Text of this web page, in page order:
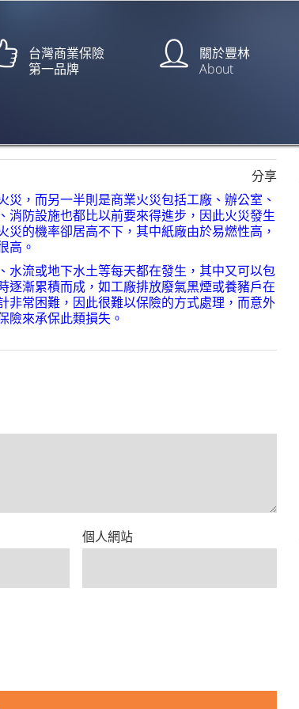
台灣商業保險
第一品牌
關於豐林
About
分享
，而另一半則是商業火災包括工廠、辦公室、
消防設施也都比以前要來得進步，因此火災發生
的機率卻居高不下，其中紙廠由於易燃性高，
高。
水流或地下水土等每天都在發生，其中又可以包
漸累積而成，如工廠排放廢氣黑煙或養豬戶在
非常困難，因此很難以保險的方式處理，而意外
險來承保此類損失。
個人網站